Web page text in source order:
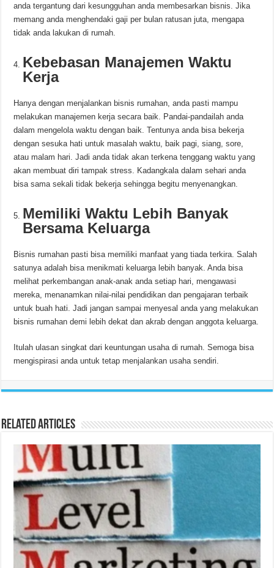
anda tergantung dari kesungguhan anda membesarkan bisnis. Jika
memang anda menghendaki gaji per bulan ratusan juta, mengapa
tidak anda lakukan di rumah.
Kebebasan Manajemen Waktu
Kerja
Hanya dengan menjalankan bisnis rumahan, anda pasti mampu
melakukan manajemen kerja secara baik. Pandai-pandailah anda
dalam mengelola waktu dengan baik. Tentunya anda bisa bekerja
dengan sesuka hati untuk masalah waktu, baik pagi, siang, sore,
atau malam hari. Jadi anda tidak akan terkena tenggang waktu yang
akan membuat diri tampak stress. Kadangkala dalam sehari anda
bisa sama sekali tidak bekerja sehingga begitu menyenangkan.
Memiliki Waktu Lebih Banyak
Bersama Keluarga
Bisnis rumahan pasti bisa memiliki manfaat yang tiada terkira. Salah
satunya adalah bisa menikmati keluarga lebih banyak. Anda bisa
melihat perkembangan anak-anak anda setiap hari, mengawasi
mereka, menanamkan nilai-nilai pendidikan dan pengajaran terbaik
untuk buah hati. Jadi jangan sampai menyesal anda yang melakukan
bisnis rumahan demi lebih dekat dan akrab dengan anggota keluarga.
Itulah ulasan singkat dari keuntungan usaha di rumah. Semoga bisa
mengispirasi anda untuk tetap menjalankan usaha sendiri.
Related Articles